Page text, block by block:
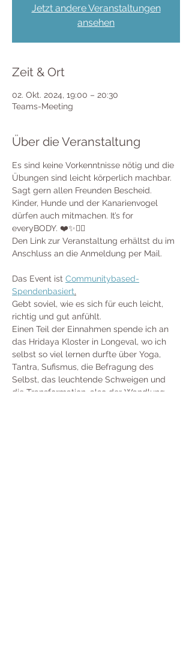
Jetzt andere Veranstaltungen
ansehen
Zeit & Ort
02. Okt. 2024, 19:00 – 20:30
Teams-Meeting
Über die Veranstaltung
Es sind keine Vorkenntnisse nötig und die
Übungen sind leicht körperlich machbar.
Sagt gern allen Freunden Bescheid.
Kinder, Hunde und der Kanarienvogel
dürfen auch mitmachen. It’s for
everyBODY. ❤️✨🧘‍♀️
Den Link zur Veranstaltung erhältst du im
Anschluss an die Anmeldung per Mail.
Das Event ist Communitybased-
Spendenbasiert.
Gebt soviel, wie es sich für euch leicht,
richtig und gut anfühlt.
Einen Teil der Einnahmen spende ich an
das Hridaya Kloster in Longeval, wo ich
selbst so viel lernen durfte über Yoga,
Tantra, Sufismus, die Befragung des
Selbst, das leuchtende Schweigen und
die Transformation, also der Wandlung